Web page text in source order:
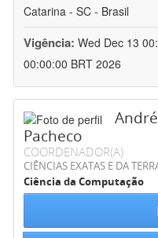
Catarina - SC - Brasil
Vigência: Wed Dec 13
00:00:00 BRT 2026
Pacheco
COORDENADOR(A)
CIÊNCIAS EXATAS E DA
Ciência da Computação